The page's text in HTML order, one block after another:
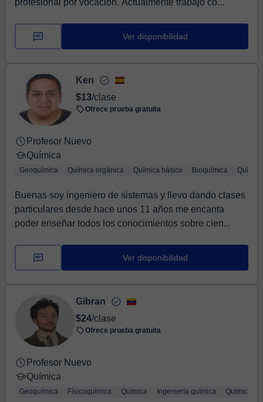
profesional por vocación. Actualmente trabajo co...
Ver disponibilidad
Ken
$13/clase
Ofrece prueba gratuita
Profesor Nuevo
Química
Geoquímica Química orgánica Química básica Bioquímica
Buenas soy ingeniero de sistemas y llevo dando clases
particulares desde hace unos 11 años me encanta
poder enseñar todos los conocimientos sobre cien...
Ver disponibilidad
Gibran
$24/clase
Ofrece prueba gratuita
Profesor Nuevo
Química
Geoquímica Físicoquímica Química Ingeniería química Química